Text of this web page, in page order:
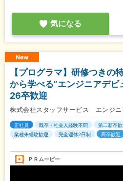
気になる
New
【プログラマ】研修つきの
から学べる”エンジニアデビ
26卒歓迎
株式会社スタッフサービス エンジニ
正社員 既卒・社会人経験不問 第二新卒歓
業種未経験歓迎
完全週休2日制 高卒歓迎
ＰＲムービー